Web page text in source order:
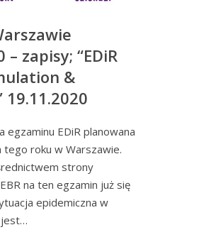
– zapisy; “EDiR
&
egzaminu EDiR planowana
tego roku w Warszawie.
strony
na ten egzamin już się
epidemiczna w
jest…